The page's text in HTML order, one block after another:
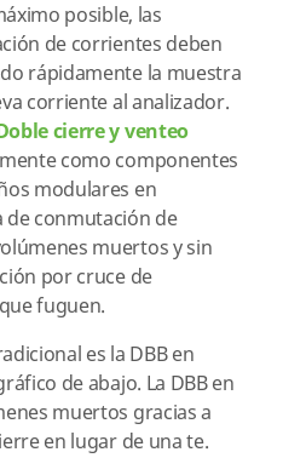
posible, las
de corrientes deben
rápidamente la muestra
corriente al analizador.
cierre y venteo
como componentes
modulares en
conmutación de
muertos y sin
por cruce de
fuguen.
es la DBB en
de abajo. La DBB en
muertos gracias a
en lugar de una te.